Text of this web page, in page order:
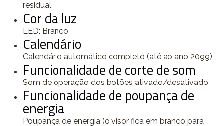
residual
Cor da luz
LED: Branco
Calendário
Calendário automático completo (até ao ano 2099)
Funcionalidade de corte de som
Som de operação dos botões ativado/desativado
Funcionalidade de poupança de
energia
Poupança de energia (o visor fica em branco para